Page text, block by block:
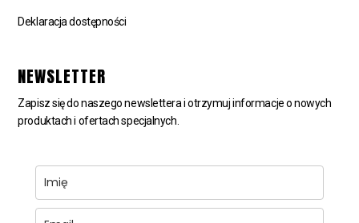
Deklaracja dostępności
NEWSLETTER
Zapisz się do naszego newslettera i otrzymuj informacje o nowych
produktach i ofertach specjalnych.